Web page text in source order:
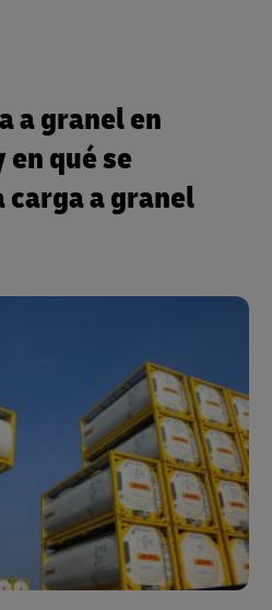
a granel en
qué se
a granel